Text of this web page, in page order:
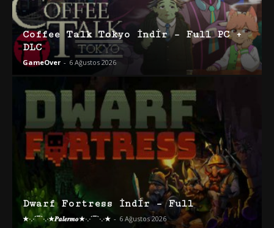
Coffee Talk Tokyo İndir – Full PC +
DLC
GameOver - 6 Ağustos 2026
Dwarf Fortress İndir – Full
★·.·´¯`·.·★𝑷𝒂𝒍𝒆𝒓𝒎𝒐★·.·´¯`·.·★ - 6 Ağustos 2026